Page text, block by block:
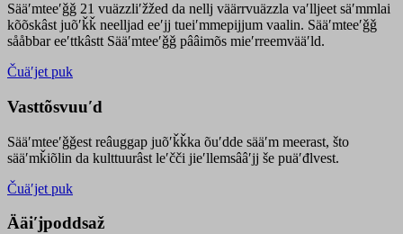
Sääʹmteeʹǧǧ 21 vuäzzliʹžžed da nellj väärrvuäzzla vaʹlljeet säʹmmlai
kõõskâst juõʹǩǩ neelljad eeʹjj tueiʹmmepijjum vaalin. Sääʹmteeʹǧǧ
sååbbar eeʹttkâstt Sääʹmteeʹǧǧ pââimõs mieʹrreemvääʹld.
Čuäʹjet puk
Vasttõsvuuʹd
Sääʹmteeʹǧǧest reâuggap juõʹǩǩka õuʹdde sääʹm meerast, što
sääʹmǩiõlin da kulttuurâst leʹčči jieʹllemsââʹjj še puäʹđlvest.
Čuäʹjet puk
Ääiʹjpoddsaž